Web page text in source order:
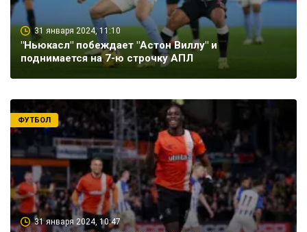
31 января 2024, 11:10
"Ньюкасл" побеждает "Астон Виллу" и
поднимается на 7-ю строчку АПЛ
31 января 2024, 10:47
ФУТБОЛ